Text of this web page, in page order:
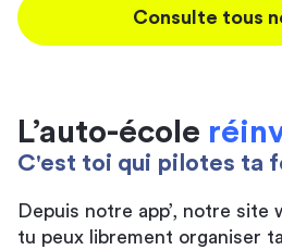
Consulte tous
L’auto-école
C'est toi qui pilotes ta
Depuis notre app’, notre site
tu peux librement organiser